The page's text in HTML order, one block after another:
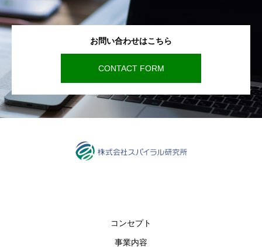
お問い合わせはこちら
CONTACT FORM
コンセプト
事業内容